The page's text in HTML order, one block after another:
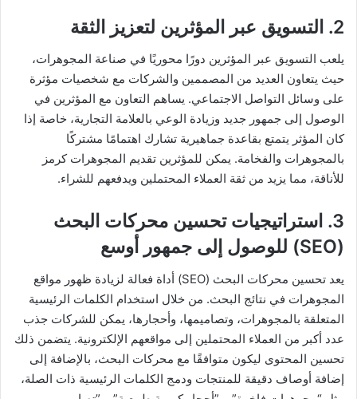
2. التسويق عبر المؤثرين لتعزيز الثقة
يلعب التسويق عبر المؤثرين دورًا محوريًا في صناعة المجوهرات،
حيث يتعاون العديد من المصممين والشركات مع شخصيات مؤثرة
على وسائل التواصل الاجتماعي. يساهم التعاون مع المؤثرين في
الوصول إلى جمهور جديد وزيادة الوعي بالعلامة التجارية، خاصة إذا
كان المؤثر يتمتع بقاعدة جماهيرية تشارك اهتمامًا مشتركًا
بالمجوهرات والفخامة. يمكن للمؤثرين تقديم المجوهرات كرمز
للأناقة، مما يزيد من ثقة العملاء المحتملين ويدفعهم للشراء.
3. استراتيجيات تحسين محركات البحث
(SEO) للوصول إلى جمهور أوسع
يعد تحسين محركات البحث (SEO) أداة فعالة لزيادة ظهور مواقع
المجوهرات في نتائج البحث. من خلال استخدام الكلمات الرئيسية
المتعلقة بالمجوهرات، وتصاميمها، وأحجارها، يمكن للشركات جذب
عدد أكبر من العملاء المحتملين إلى مواقعهم الإلكترونية. يتضمن ذلك
تحسين المحتوى ليكون متوافقًا مع محركات البحث، بالإضافة إلى
إضافة أوصاف دقيقة للمنتجات ودمج الكلمات الرئيسية ذات الصلة،